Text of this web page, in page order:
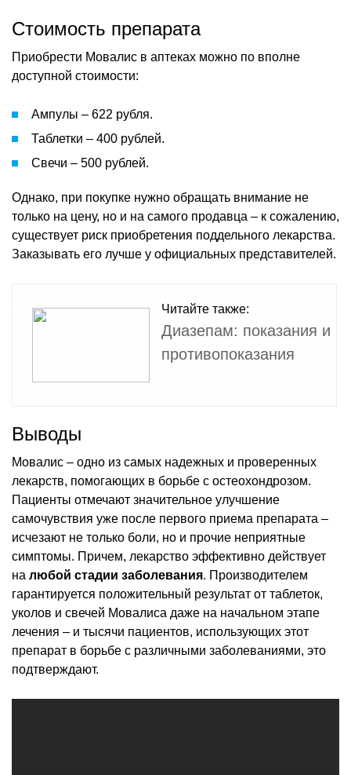
Стоимость препарата
Приобрести Мовалис в аптеках можно по вполне
доступной стоимости:
Ампулы – 622 рубля.
Таблетки – 400 рублей.
Свечи – 500 рублей.
Однако, при покупке нужно обращать внимание не
только на цену, но и на самого продавца – к сожалению,
существует риск приобретения поддельного лекарства.
Заказывать его лучше у официальных представителей.
Читайте также:
Диазепам: показания и
противопоказания
Выводы
Мовалис – одно из самых надежных и проверенных
лекарств, помогающих в борьбе с остеохондрозом.
Пациенты отмечают значительное улучшение
самочувствия уже после первого приема препарата –
исчезают не только боли, но и прочие неприятные
симптомы. Причем, лекарство эффективно действует
на любой стадии заболевания. Производителем
гарантируется положительный результат от таблеток,
уколов и свечей Мовалиса даже на начальном этапе
лечения – и тысячи пациентов, использующих этот
препарат в борьбе с различными заболеваниями, это
подтверждают.